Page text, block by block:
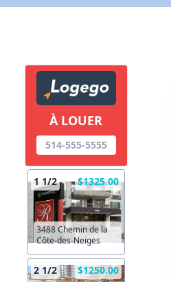
À LOUER
514-555-5555
1 1/2 $1325.00
3488 Chemin de la
Côte-des-Neiges
2 1/2 $1250.00